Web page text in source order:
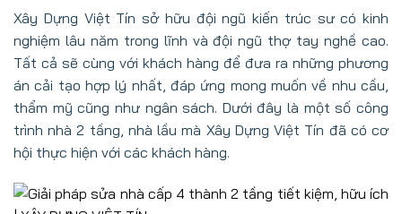
Xây Dựng Việt Tín sở hữu đội ngũ kiến trúc sư có kinh
nghiệm lâu năm trong lĩnh và đội ngũ thợ tay nghề cao.
Tất cả sẽ cùng với khách hàng để đưa ra những phương
án cải tạo hợp lý nhất, đáp ứng mong muốn về nhu cầu,
thẩm mỹ cũng như ngân sách. Dưới đây là một số công
trình nhà 2 tầng, nhà lầu mà Xây Dựng Việt Tín đã có cơ
hội thực hiện với các khách hàng.